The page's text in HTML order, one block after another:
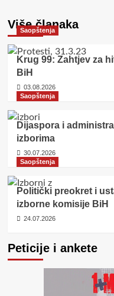
Više članaka
Saopštenja
Krug 99: Zahtjev za
BiH
03.08.2026
Saopštenja
Dijaspora i
izborima
30.07.2026
Saopštenja
Politički preokret i
izborne komisije BiH
24.07.2026
Peticije i ankete